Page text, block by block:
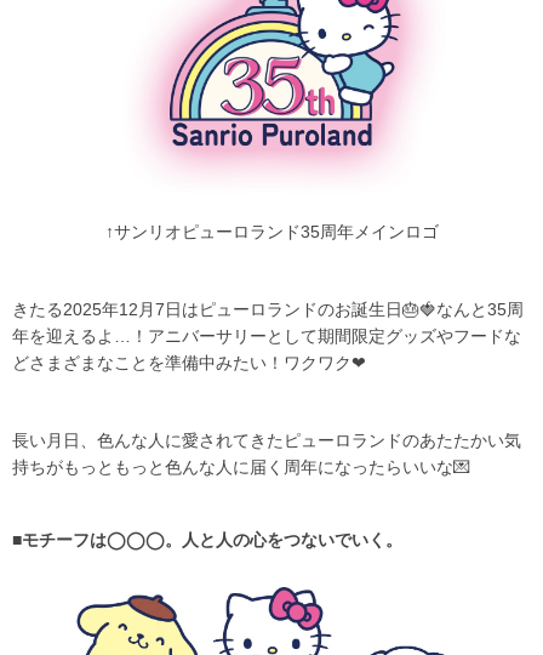
↑サンリオピューロランド35周年メインロゴ
きたる2025年12月7日はピューロランドのお誕生日🎂🍓なんと35周
年を迎えるよ…！アニバーサリーとして期間限定グッズやフードな
どさまざまなことを準備中みたい！ワクワク❤
長い月日、色んな人に愛されてきたピューロランドのあたたかい気
持ちがもっともっと色んな人に届く周年になったらいいな💌
■モチーフは◯◯◯。人と人の心をつないでいく。